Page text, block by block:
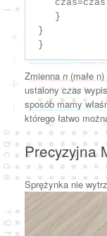
    }
}
Zmienna n (małe
ustalonyczas
sposób mamy
którego łatwo
Precyzyjna
Sprężynka nie